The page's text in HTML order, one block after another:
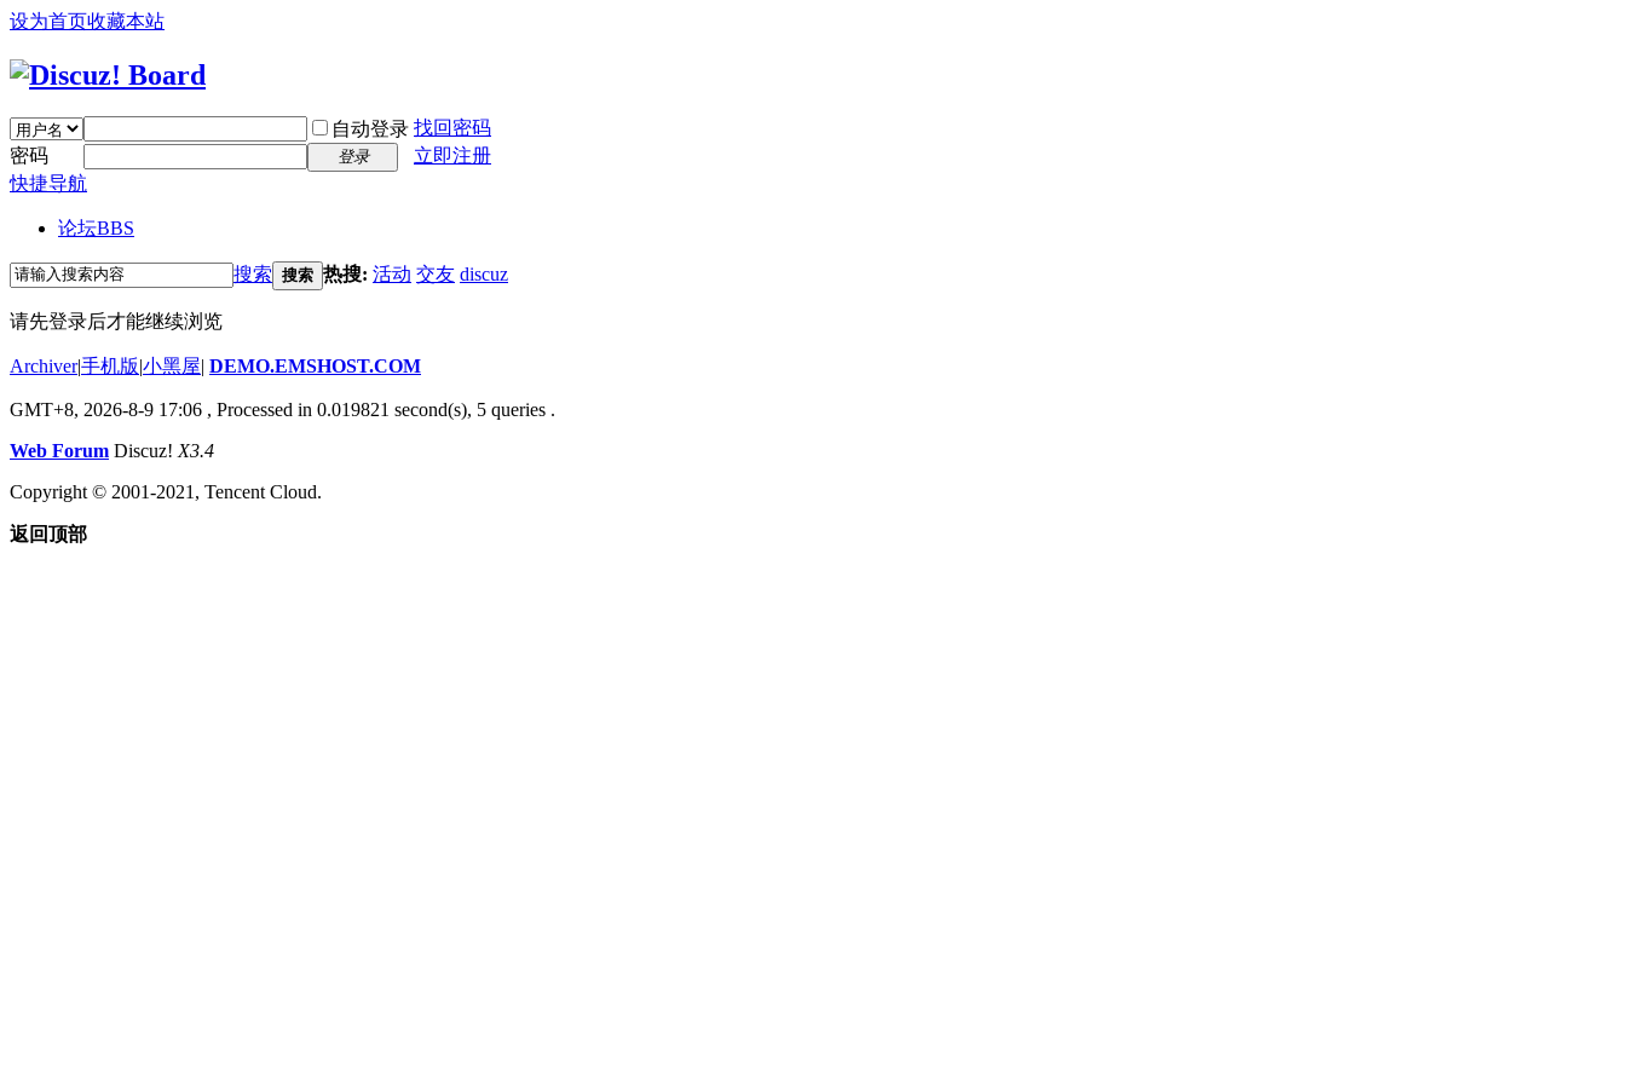
设为首页收藏本站
自动登录 找回密码
密码
登录
立即注册
快捷导航
论坛BBS
搜索 搜索 热搜: 活动 交友 discuz
请先登录后才能继续浏览
Archiver|手机版|小黑屋| DEMO.EMSHOST.COM
GMT+8, 2026-8-9 17:06 , Processed in 0.019821 second(s), 5 queries .
Web Forum Discuz! X3.4
Copyright © 2001-2021, Tencent Cloud.
返回顶部